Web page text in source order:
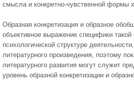
смысла и конкретно-чувственной формы
Образная конкретизация и образное
объективное выражение специфики
психологической структуре
литературного произведения, поэтому
литературного развития могут служит
уровень образной конкретизации и